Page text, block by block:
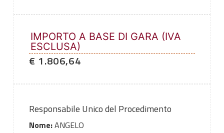
IMPORTO A BASE DI GARA (IVA
ESCLUSA)
€ 1.806,64
Responsabile Unico del Procedimento
Nome:ANGELO